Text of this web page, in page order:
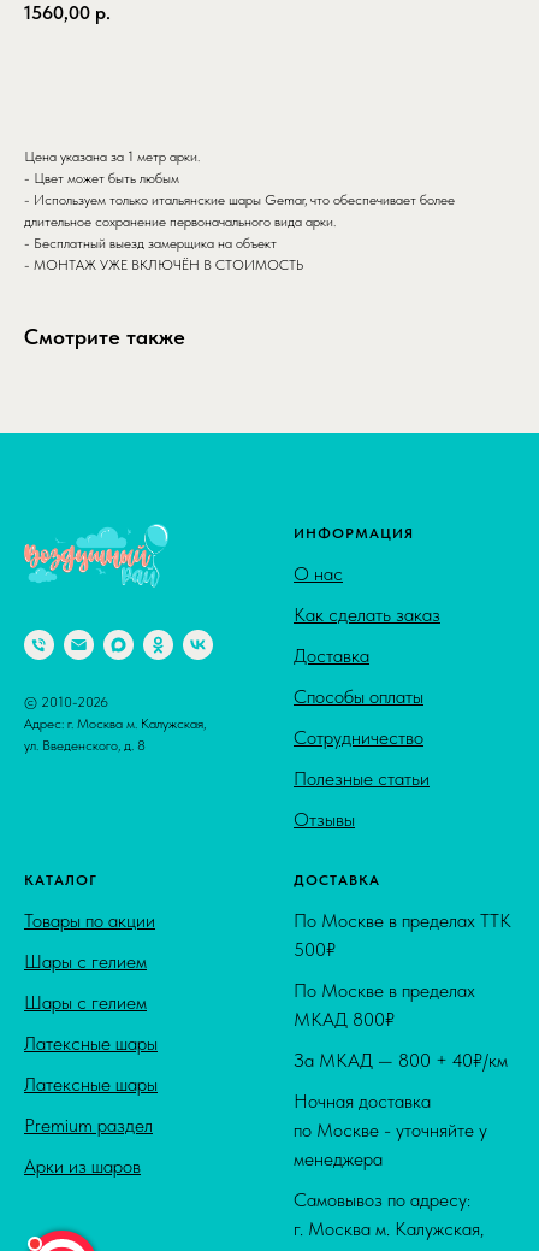
1560,00 р.
Цена указана за 1 метр арки.
- Цвет может быть любым
- Используем только итальянские шары Gemar, что обеспечивает более
длительное сохранение первоначального вида арки.
- Бесплатный выезд замерщика на объект
- МОНТАЖ УЖЕ ВКЛЮЧЁН В СТОИМОСТЬ
Смотрите также
© 2010-2026
Адрес: г. Москва м. Калужская,
ул. Введенского, д. 8
ИНФОРМАЦИЯ
О нас
Как сделать заказ
Доставка
Способы оплаты
Сотрудничество
Полезные статьи
Отзывы
КАТАЛОГ
Товары по акции
Шары с гелием
Шары с гелием
Латексные шары
Латексные шары
Premium раздел
Арки из шаров
ДОСТАВКА
По Москве в пределах ТТК
500₽
По Москве в пределах
МКАД 800₽
За МКАД — 800 + 40₽/км
Ночная доставка
по Москве - уточняйте у
менеджера
Самовывоз по адресу:
г. Москва м. Калужская,